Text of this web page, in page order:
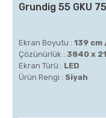
Grundig 55 GKU
Ekran Boyutu : 139 cm
Çözünürlük : 3840 x
Ekran Türü : LED
Ürün Rengi : Siyah